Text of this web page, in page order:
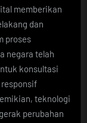
memberikan
dan
proses
negara telah
konsultasi
teknologi
perubahan